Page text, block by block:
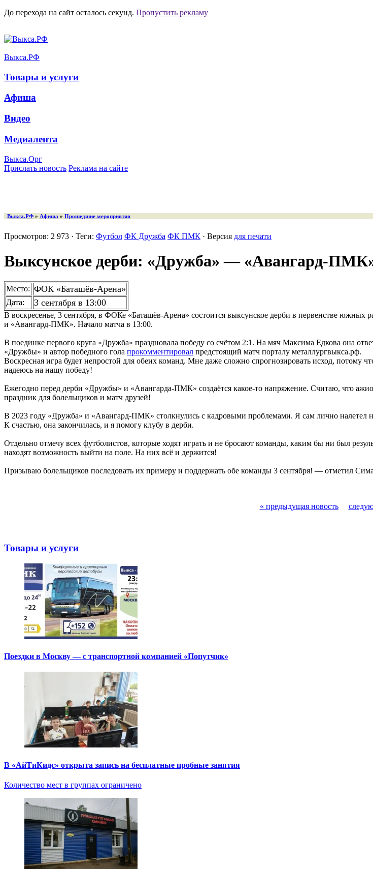
До перехода на сайт осталось секунд. Пропустить рекламу
Выкса.РФ
Товары и услуги
Афиша
Видео
Медиалента
Выкса.Орг
Прислать новость Реклама на сайте
Выкса.РФ » Афиша » Прошедшие мероприятия
Просмотров: 2 973 · Теги: Футбол ФК Дружба ФК ПМК · Версия для печати
Выксунское дерби: «Дружба» — «Авангард-
Место: ФОК «Баташёв-Арена»
Дата: 3 сентября в 13:00
В воскресенье, 3 сентября, в ФОКе «Баташёв-Арена» состоится выксунское дерби в первенстве южных
и «Авангард-ПМК». Начало матча в 13:00.
В поединке первого круга «Дружба» праздновала победу со счётом 2:1. На мяч Максима Едкова она
«Дружбы» и автор победного гола прокомментировал предстоящий матч порталу металлургвыкса.рф.
Воскресная игра будет непростой для обеих команд. Мне даже сложно спрогнозировать исход, потому
надеюсь на нашу победу!
Ежегодно перед дерби «Дружбы» и «Авангарда-ПМК» создаётся какое-то напряжение. Считаю, что
праздник для болельщиков и матч друзей!
В 2023 году «Дружба» и «Авангард-ПМК» столкнулись с кадровыми проблемами. Я сам лично налетел
К счастью, она закончилась, и я помогу клубу в дерби.
Отдельно отмечу всех футболистов, которые ходят играть и не бросают команды, каким бы ни был
находят возможность выйти на поле. На них всё и держится!
Призываю болельщиков последовать их примеру и поддержать обе команды 3 сентября! — отметил
« предыдущая новость
Товары и услуги
Поездки в Москву — с транспортной компанией «Попутчик»
В «АйТиКидс» открыта запись на бесплатные пробные занятия
Количество мест в группах ограничено